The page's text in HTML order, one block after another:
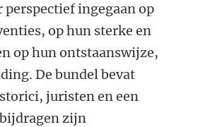
ingegaan op
op hun sterke en
op hun ontstaanswijze,
De bundel bevat
juristen en een
zijn